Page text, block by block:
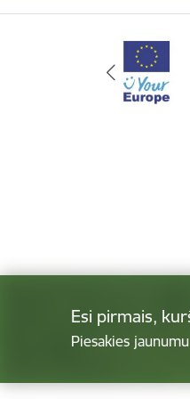
Esi pirmais,
Piesakies